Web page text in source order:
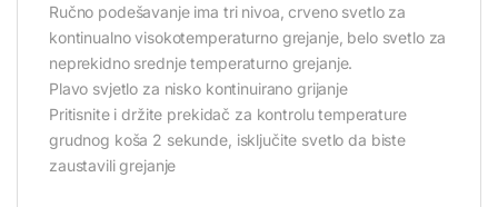
Ručno podešavanje ima tri nivoa, crveno svetlo za
kontinualno visokotemperaturno grejanje, belo svetlo za
neprekidno srednje temperaturno grejanje.
Plavo svjetlo za nisko kontinuirano grijanje
Pritisnite i držite prekidač za kontrolu temperature
grudnog koša 2 sekunde, isključite svetlo da biste
zaustavili grejanje